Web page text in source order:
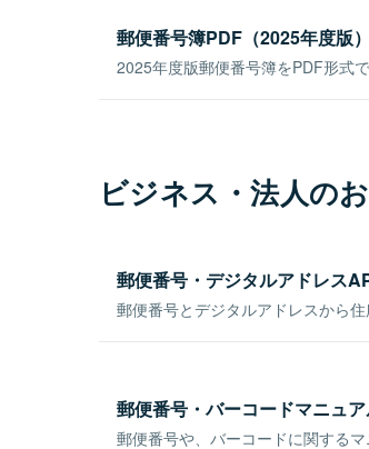
郵便番号簿PDF（2025年度版）
2025年度版郵便番号簿をPDF形式
ビジネス・法人の
郵便番号・デジタルアドレス
郵便番号とデジタルアドレスから住
郵便番号・バーコードマニュ
郵便番号や、バーコードに関するマ